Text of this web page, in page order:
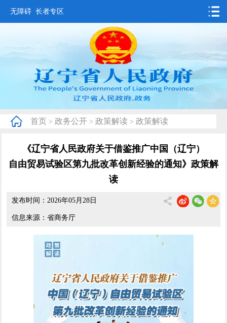
无障碍 长者专区
要闻动态
政务公开
互动交流
数据发布
首页 > 政务公开 > 政策解读 > 政策解读
《辽宁省人民政府关于借鉴推广中国（辽宁）
自由贸易试验区第九批改革创新经验的通知》政策解
读
发布时间：2026年05月28日
信息来源：省商务厅